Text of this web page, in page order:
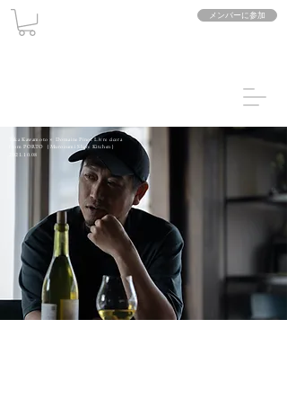
メンバーに参加
Taka Kawamoto × Domaine Pinot Livre cicera
from PORTO（Murozumi Share Kitchen）
2021.10.08